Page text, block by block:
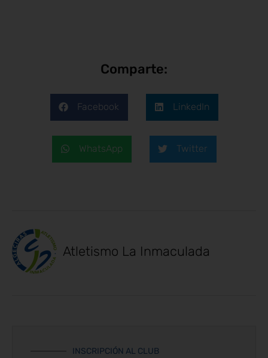
Comparte:
Facebook LinkedIn
WhatsApp Twitter
Atletismo La Inmaculada
INSCRIPCIÓN AL CLUB